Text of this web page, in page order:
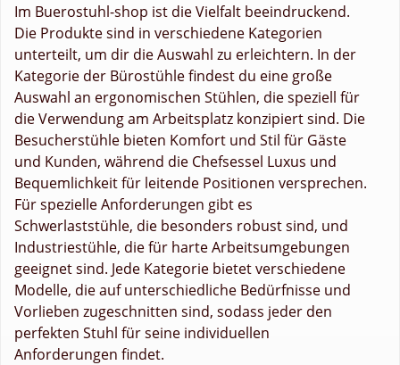
Im Buerostuhl-shop ist die Vielfalt beeindruckend.
Die Produkte sind in verschiedene Kategorien
unterteilt, um dir die Auswahl zu erleichtern. In der
Kategorie der Bürostühle findest du eine große
Auswahl an ergonomischen Stühlen, die speziell für
die Verwendung am Arbeitsplatz konzipiert sind. Die
Besucherstühle bieten Komfort und Stil für Gäste
und Kunden, während die Chefsessel Luxus und
Bequemlichkeit für leitende Positionen versprechen.
Für spezielle Anforderungen gibt es
Schwerlaststühle, die besonders robust sind, und
Industriestühle, die für harte Arbeitsumgebungen
geeignet sind. Jede Kategorie bietet verschiedene
Modelle, die auf unterschiedliche Bedürfnisse und
Vorlieben zugeschnitten sind, sodass jeder den
perfekten Stuhl für seine individuellen
Anforderungen findet.